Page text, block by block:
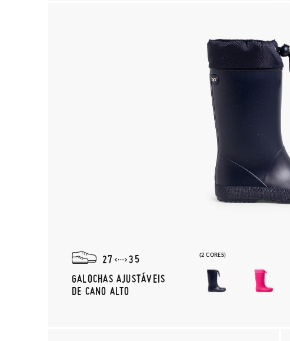
(2 CORES)
27
35
GALOCHAS AJUSTÁVEIS
DE CANO ALTO